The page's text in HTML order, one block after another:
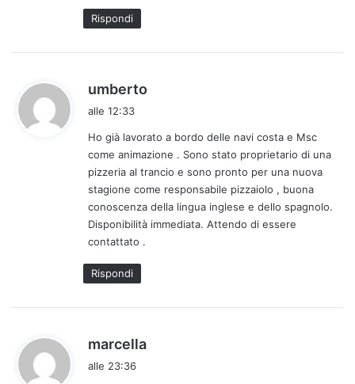
Rispondi
umberto
e
t
t
o
alle 12:33
Ho già lavorato a bordo delle navi costa e Msc
come animazione . Sono stato proprietario di una
pizzeria al trancio e sono pronto per una nuova
stagione come responsabile pizzaiolo , buona
conoscenza della lingua inglese e dello spagnolo.
Disponibilità immediata. Attendo di essere
contattato .
Rispondi
marcella
alle 23:36